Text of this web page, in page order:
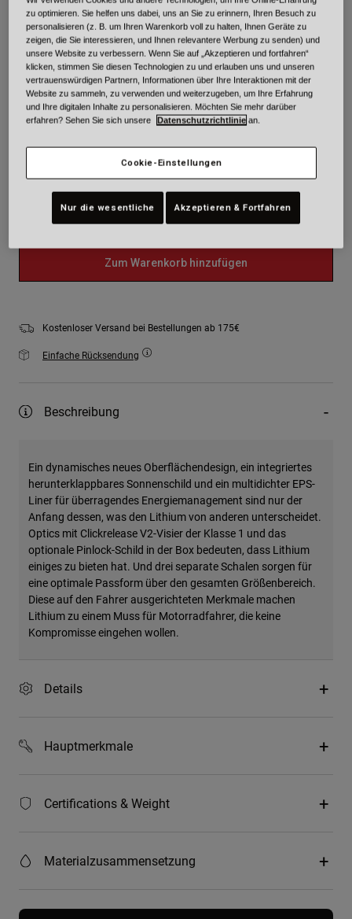
Farben -Schwarz/Silber
ausgewählt
ausgewählt
Der Bestand ist niedrig. Du solltest bald bestellen.
Zum Warenkorb hinzufügen
Kostenloser Versand bei Bestellungen ab 175€
Einfache Rücksendung
Beschreibung
Ein dynamisches neues Oberflächendesign, ein integriertes
herunterklappbares Sonnenschild und ein multidichter EPS-
Liner für überragendes Energiemanagement sind nur der
Anfang dessen, was den Lithium von anderen unterscheidet.
Optics mit Clickrelease V2-Visier der Klasse 1 und das
optionale Pinlock-Schild in der Box bedeuten, dass Lithium
einiges zu bieten hat. Und drei separate Schalen sorgen für
eine optimale Passform über den gesamten Größenbereich.
Diese auf den Fahrer ausgerichteten Merkmale machen
Lithium zu einem Muss für Motorradfahrer, die keine
Kompromisse eingehen wollen.
Details
Hauptmerkmale
Certifications & Weight
Materialzusammensetzung
zu optimieren. Sie helfen uns dabei, uns an Sie zu erinnern, Ihren Besuch zu
personalisieren (z. B. um Ihren Warenkorb voll zu halten, Ihnen Geräte zu
zeigen, die Sie interessieren, und Ihnen relevantere Werbung zu senden) und
unsere Website zu verbessern. Wenn Sie auf „Akzeptieren und fortfahren“
klicken, stimmen Sie diesen Technologien zu und erlauben uns und unseren
vertrauenswürdigen Partnern, Informationen über Ihre Interaktionen mit der
Website zu sammeln, zu verwenden und weiterzugeben, um Ihre Erfahrung
und Ihre digitalen Inhalte zu personalisieren. Möchten Sie mehr darüber
erfahren? Sehen Sie sich unsere
Datenschutzrichtlinie an.
Cookie-Einstellungen
Nur die wesentliche Akzeptieren & Fortfahren